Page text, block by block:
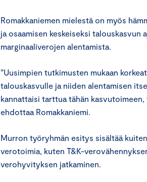
Romakkaniemen mielestä on myös
ja osaamisen keskeiseksi
marginaaliverojen alentamista.
”Uusimpien tutkimusten mukaan
talouskasvulle ja niiden alentamisen
kannattaisi tarttua tähän
ehdottaa Romakkaniemi.
Murron työryhmän esitys sisältää
verotoimia, kuten T&K-
verohyvityksen jatkaminen.